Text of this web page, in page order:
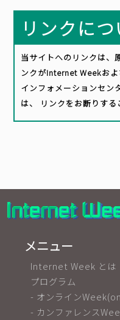
リンクにつ
当サイトへのリンクは、
ンクがInternet Weekお
インフォメーションセン
は、 リンクをお断りする
メニュー
Internet Week とは
プログラム
- オンライン
- カンファレンス